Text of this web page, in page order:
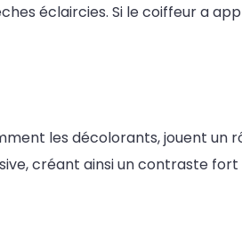
éclaircies. Si le coiffeur a
les décolorants, jouent
créant ainsi un contraste